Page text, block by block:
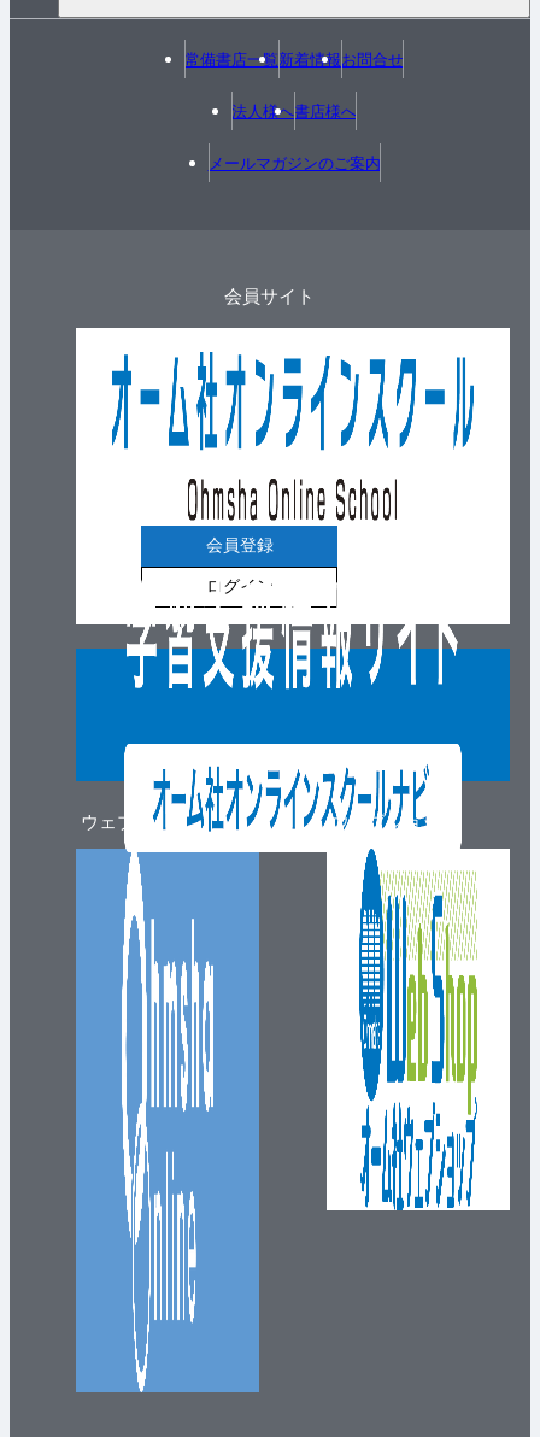
常備書店一覧新着情報お問合せ
法人様へ書店様へ
メールマガジンのご案内
ウェブマガジン
会員サイト
会員登録
ログイン
ウェブショップ